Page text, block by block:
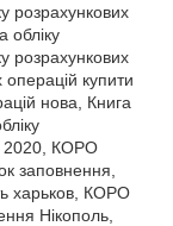
розрахункових
обліку
розрахункових
операцій купити
нова, Книга
2020, КОРО
заповнення,
харьков, КОРО
Нікополь,